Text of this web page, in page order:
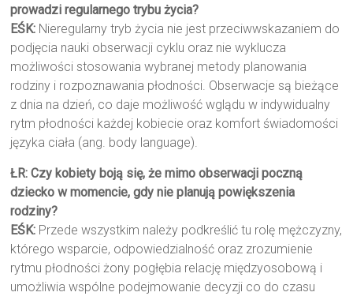
prowadzi regularnego trybu życia?
EŚK: Nieregularny tryb życia nie jest przeciwwskazaniem do
podjęcia nauki obserwacji cyklu oraz nie wyklucza
możliwości stosowania wybranej metody planowania
rodziny i rozpoznawania płodności. Obserwacje są bieżące
z dnia na dzień, co daje możliwość wglądu w indywidualny
rytm płodności każdej kobiecie oraz komfort świadomości
języka ciała (ang. body language).
ŁR: Czy kobiety boją się, że mimo obserwacji poczną
dziecko w momencie, gdy nie planują powiększenia
rodziny?
EŚK: Przede wszystkim należy podkreślić tu rolę mężczyzny,
którego wsparcie, odpowiedzialność oraz zrozumienie
rytmu płodności żony pogłębia relację międzyosobową i
umożliwia wspólne podejmowanie decyzji co do czasu